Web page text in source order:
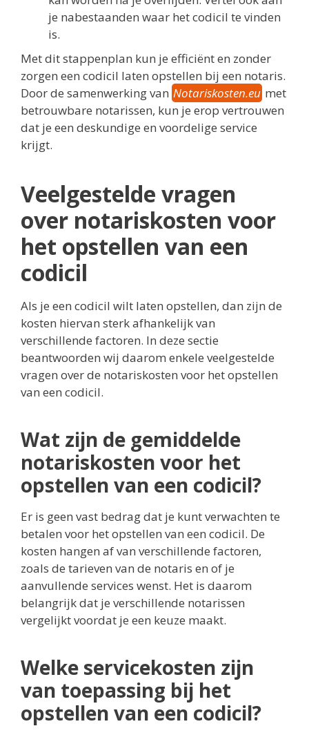
je nabestaanden waar het codicil te vinden
is.
Met dit stappenplan kun je efficiënt en zonder
zorgen een codicil laten opstellen bij een notaris.
Door de samenwerking van Notariskosten.eu met
betrouwbare notarissen, kun je erop vertrouwen
dat je een deskundige en voordelige service
krijgt.
Veelgestelde vragen
over notariskosten voor
het opstellen van een
codicil
Als je een codicil wilt laten opstellen, dan zijn de
kosten hiervan sterk afhankelijk van
verschillende factoren. In deze sectie
beantwoorden wij daarom enkele veelgestelde
vragen over de notariskosten voor het opstellen
van een codicil.
Wat zijn de gemiddelde
notariskosten voor het
opstellen van een codicil?
Er is geen vast bedrag dat je kunt verwachten te
betalen voor het opstellen van een codicil. De
kosten hangen af van verschillende factoren,
zoals de tarieven van de notaris en of je
aanvullende services wenst. Het is daarom
belangrijk dat je verschillende notarissen
vergelijkt voordat je een keuze maakt.
Welke servicekosten zijn
van toepassing bij het
opstellen van een codicil?